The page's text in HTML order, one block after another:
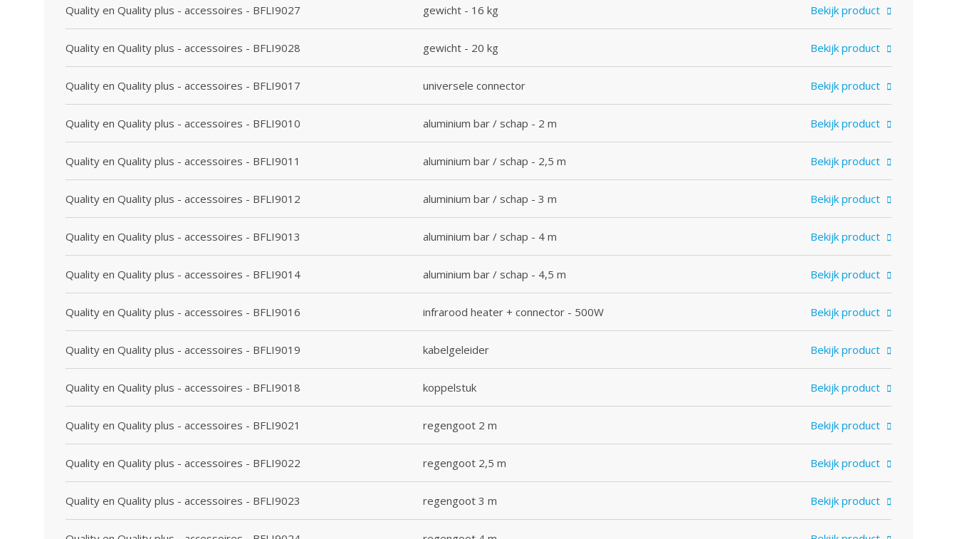
Quality en Quality plus - accessoires - BFLI9027 gewicht - 16 kg Bekijk product
Quality en Quality plus - accessoires - BFLI9028 gewicht - 20 kg Bekijk product
Quality en Quality plus - accessoires - BFLI9017 universele connector Bekijk product
Quality en Quality plus - accessoires - BFLI9010 aluminium bar / schap - 2 m Bekijk product
Quality en Quality plus - accessoires - BFLI9011 aluminium bar / schap - 2,5 m Bekijk product
Quality en Quality plus - accessoires - BFLI9012 aluminium bar / schap - 3 m Bekijk product
Quality en Quality plus - accessoires - BFLI9013 aluminium bar / schap - 4 m Bekijk product
Quality en Quality plus - accessoires - BFLI9014 aluminium bar / schap - 4,5 m Bekijk product
Quality en Quality plus - accessoires - BFLI9016 infrarood heater + connector - 500W Bekijk product
Quality en Quality plus - accessoires - BFLI9019 kabelgeleider Bekijk product
Quality en Quality plus - accessoires - BFLI9018 koppelstuk Bekijk product
Quality en Quality plus - accessoires - BFLI9021 regengoot 2 m Bekijk product
Quality en Quality plus - accessoires - BFLI9022 regengoot 2,5 m Bekijk product
Quality en Quality plus - accessoires - BFLI9023 regengoot 3 m Bekijk product